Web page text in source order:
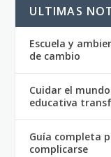
ULTIMAS
Escuela y
de cambio
Cuidar el
educativa
Guía completa
complicarse